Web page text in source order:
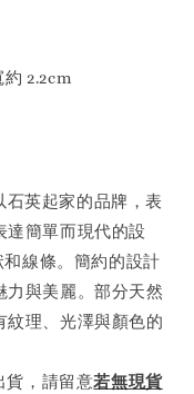
2.2cm
石英起家的品牌，表
達簡單而現代的設
線條。簡約的設計
力與美麗。部分天然
紋理、光澤與顏色的
貨，請留意若無現貨